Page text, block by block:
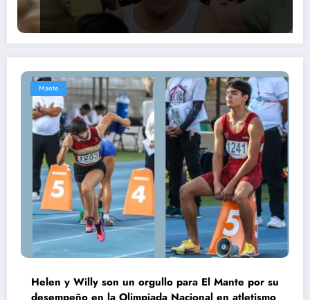
Mante
Helen y Willy son un orgullo para El Mante por su